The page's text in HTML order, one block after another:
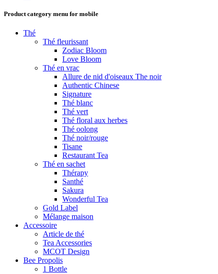
Product category menu for mobile
Thé
Thé fleurissant
Zodiac Bloom
Love Bloom
Thé en vrac
Allure de nid d'oiseaux The noir
Authentic Chinese
Signature
Thé blanc
Thé vert
Thé floral aux herbes
Thé oolong
Thé noir/rouge
Tisane
Restaurant Tea
Thé en sachet
Thérapy
Santhé
Sakura
Wonderful Tea
Gold Label
Mélange maison
Accessoire
Article de thé
Tea Accessories
MCOT Design
Bee Propolis
1 Bottle